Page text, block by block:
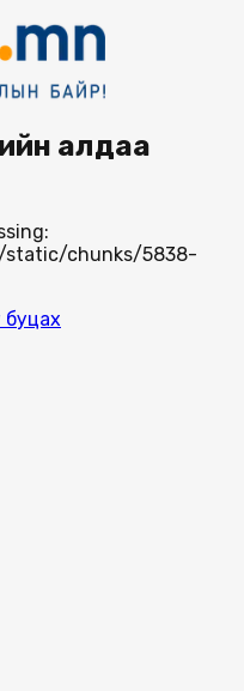
алдаа
chunks/5838-
буцах